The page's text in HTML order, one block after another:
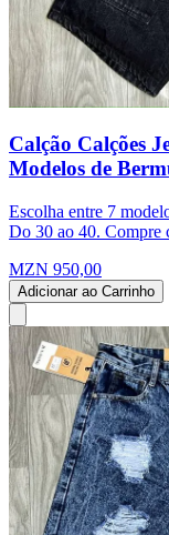
Calção Calções
Modelos de
Escolha entre 7
Do 30 ao 40. Compre
MZN 950,00
Adicionar ao Carrinho